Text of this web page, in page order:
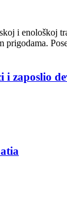
i enološkoj
prigodama.
i zaposlio